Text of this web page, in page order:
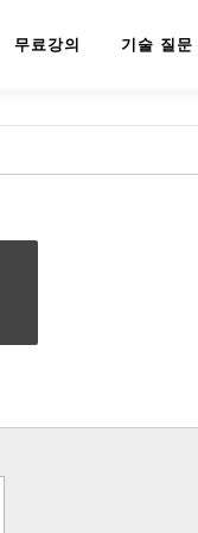
무료강의 기술 질문